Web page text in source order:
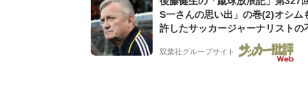
S一さんの思い出」の巻(2)オシム
許したサッカージャーナリストの
な人徳。全州のはずが原州へ? 愛
男の“大迷子”伝説
双葉社グループサイト